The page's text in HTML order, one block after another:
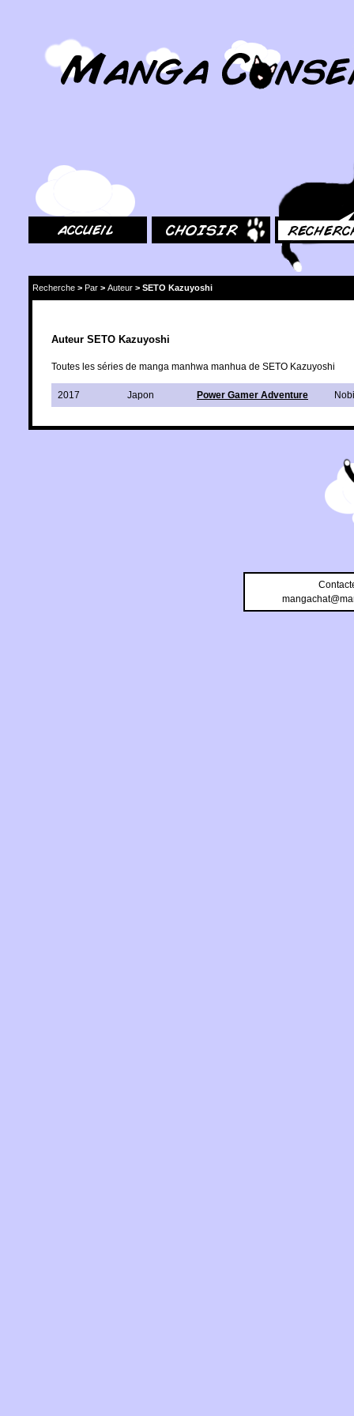
Recherche > Par > Auteur > SETO Kazuyoshi
Auteur SETO Kazuyoshi
Toutes les séries de manga manhwa manhua de SETO Kazuyoshi
2017 Japon Power Gamer Adventure